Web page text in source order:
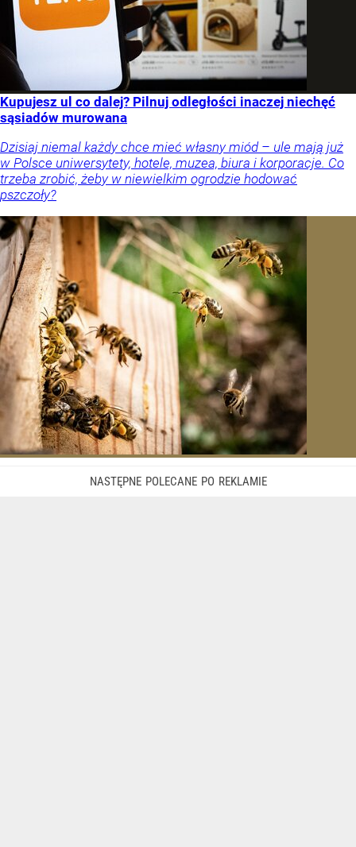
Kupujesz ul co dalej? Pilnuj odległości inaczej niechęć
sąsiadów murowana
Dzisiaj niemal każdy chce mieć własny miód – ule mają już
w Polsce uniwersytety, hotele, muzea, biura i korporacje. Co
trzeba zrobić, żeby w niewielkim ogrodzie hodować
pszczoły?